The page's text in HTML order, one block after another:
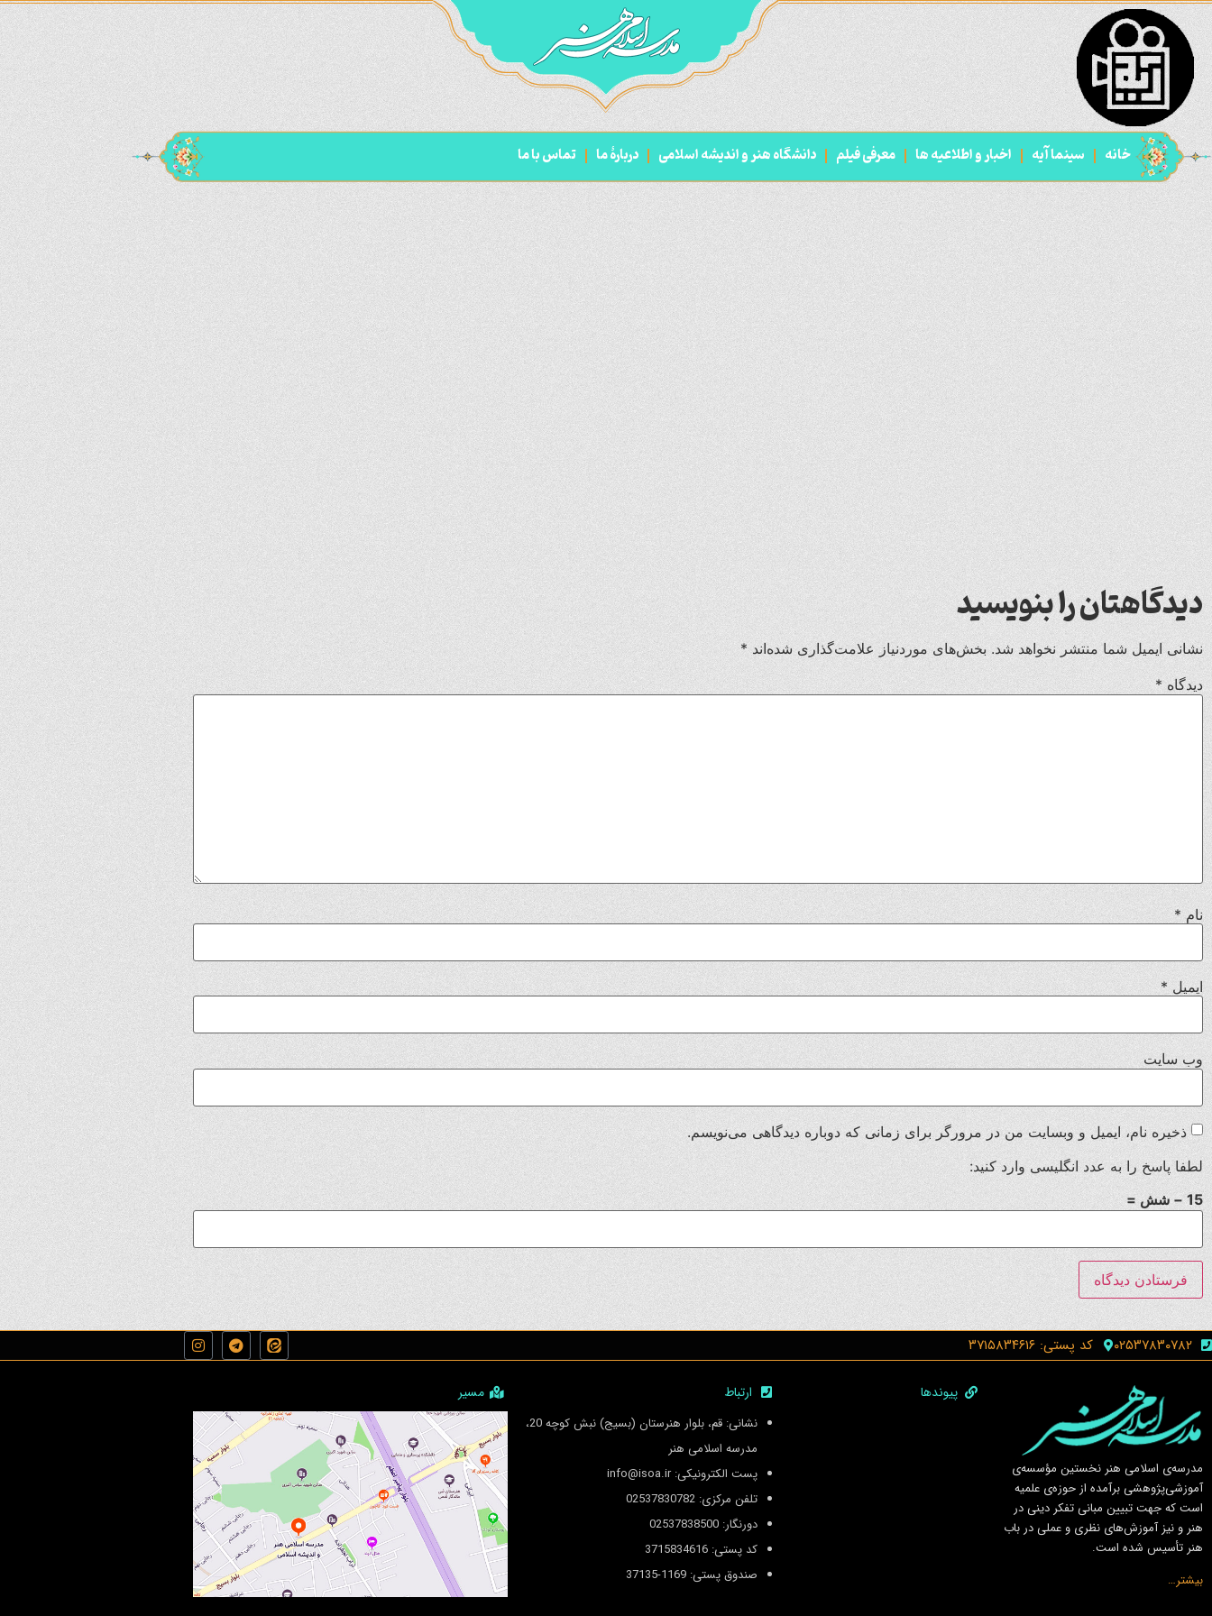
خانه سینما آیه اخبار و اطلاعیه ها معرفی فیلم دانشگاه هنر و اندیشه اسلامی دربارۀ ما تماس با ما
دیدگاهتان را بنویسید
نشانی ایمیل شما منتشر نخواهد شد. بخش‌های موردنیاز علامت‌گذاری شده‌اند *
دیدگاه *
نام *
ایمیل *
وب‌ سایت
ذخیره نام، ایمیل و وبسایت من در مرورگر برای زمانی که دوباره دیدگاهی می‌نویسم.
لطفا پاسخ را به عدد انگلیسی وارد کنید:
15 − شش =
۰۲۵۳۷۸۳۰۷۸۲ کد پستی: ۳۷۱۵۸۳۴۶۱۶
مدرسه‌ی اسلامى هنر نخستين مؤسسه‌ی
آموزشى‌پژوهشى برآمده از حوزه‌ی علميه
است كه جهت تبيين مبانى تفكر دينى در
هنر و نيز آموزش‌هاى نظرى و عملى در باب
هنر تأسيس شده است.
بیشتر…
پیوندها ارتباط
نشانی: قم، بلوار هنرستان (بسیج) نبش کوچه 20،
مدرسه اسلامی هنر
پست الکترونیکی: info@isoa.ir
تلفن مرکزی: 02537830782
دورنگار: 02537838500
کد پستی: 3715834616
صندوق پستی: 1169-37135
مسیر